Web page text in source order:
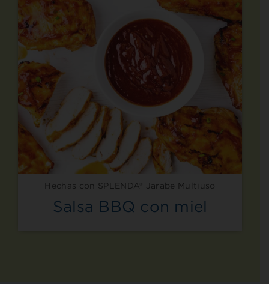
Hechas con SPLENDA® Jarabe Multiuso
Salsa BBQ con miel